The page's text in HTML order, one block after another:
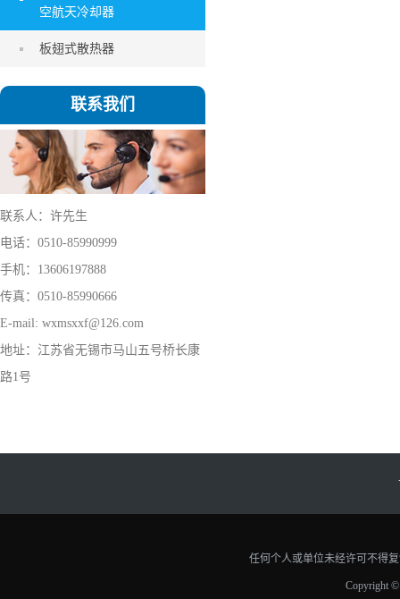
空航天冷却器
板翅式散热器
联系我们
联系人：许先生
电话：0510-85990999
手机：13606197888
传真：0510-85990666
E-mail: wxmsxxf@126.com
地址：江苏省无锡市马山五号桥长康
路1号
任何个人或单位未经许可不得
Copyright